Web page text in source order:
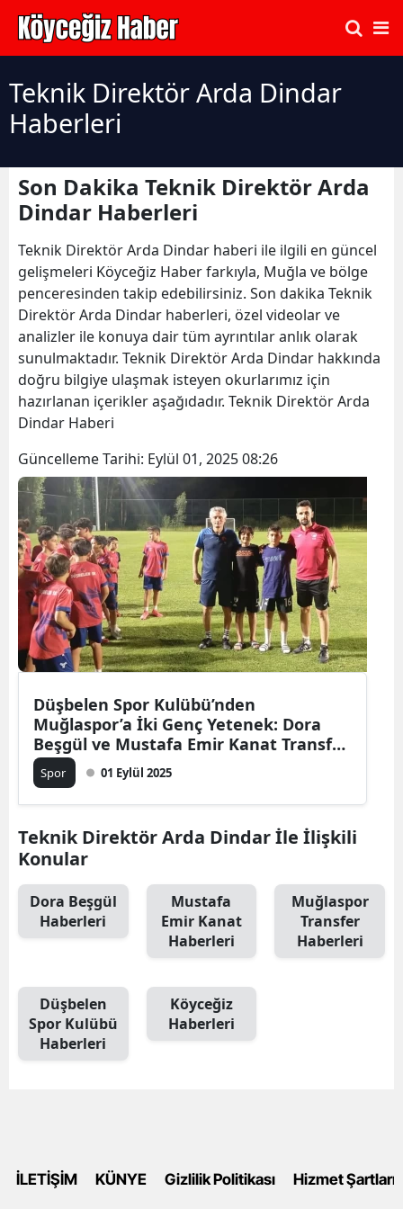
Teknik Direktör Arda Dindar
Haberleri
Son Dakika Teknik Direktör Arda
Dindar Haberleri
Teknik Direktör Arda Dindar haberi ile ilgili en güncel
gelişmeleri Köyceğiz Haber farkıyla, Muğla ve bölge
penceresinden takip edebilirsiniz. Son dakika Teknik
Direktör Arda Dindar haberleri, özel videolar ve
analizler ile konuya dair tüm ayrıntılar anlık olarak
sunulmaktadır. Teknik Direktör Arda Dindar hakkında
doğru bilgiye ulaşmak isteyen okurlarımız için
hazırlanan içerikler aşağıdadır. Teknik Direktör Arda
Dindar Haberi
Güncelleme Tarihi: Eylül 01, 2025 08:26
Düşbelen Spor Kulübü’nden
Muğlaspor’a İki Genç Yetenek: Dora
Beşgül ve Mustafa Emir Kanat Transfer
Oldu
Spor 01 Eylül 2025
Teknik Direktör Arda Dindar İle İlişkili
Konular
Dora Beşgül
Haberleri
Mustafa
Emir Kanat
Haberleri
Muğlaspor
Transfer
Haberleri
Düşbelen
Spor Kulübü
Haberleri
Köyceğiz
Haberleri
İLETİŞİM KÜNYE Gizlilik Politikası Hizmet Şartları